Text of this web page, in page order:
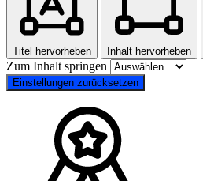
Titel hervorheben Inhalt hervorheben
Zum Inhalt springen
Einstellungen zurücksetzen